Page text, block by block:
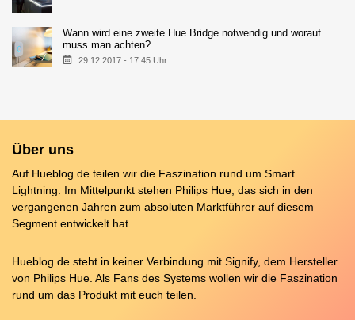
Wann wird eine zweite Hue Bridge notwendig und worauf
muss man achten?
29.12.2017 - 17:45 Uhr
Über uns
Auf Hueblog.de teilen wir die Faszination rund um Smart
Lightning. Im Mittelpunkt stehen Philips Hue, das sich in den
vergangenen Jahren zum absoluten Marktführer auf diesem
Segment entwickelt hat.
Hueblog.de steht in keiner Verbindung mit Signify, dem Hersteller
von Philips Hue. Als Fans des Systems wollen wir die Faszination
rund um das Produkt mit euch teilen.